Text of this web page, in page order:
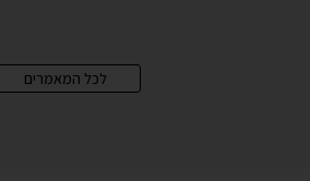
לכל המאמרים